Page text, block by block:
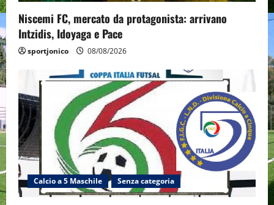
Niscemi FC, mercato da protagonista: arrivano
Intzidis, Idoyaga e Pace
sportjonico 08/08/2026
Calcio a 5 Maschile Senza categoria